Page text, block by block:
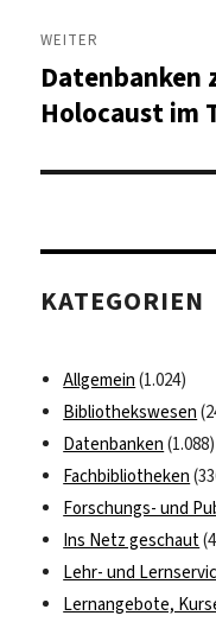
WEITER
Nächster
Beitrag:
Datenbanken
Holocaust im
KATEGORIEN
Allgemein (1.024)
Bibliothekswesen
Datenbanken (1.088)
Fachbibliotheken
Forschungs- und
Ins Netz geschaut
Lehr- und
Lernangebote,